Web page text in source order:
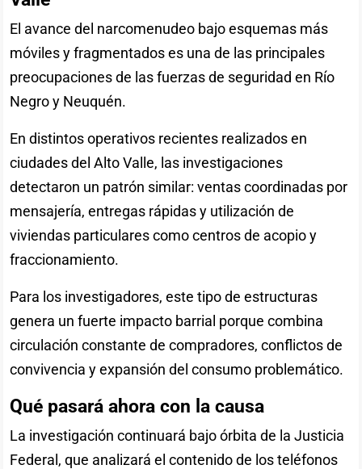
El avance del narcomenudeo bajo esquemas más
móviles y fragmentados es una de las principales
preocupaciones de las fuerzas de seguridad en Río
Negro y Neuquén.
En distintos operativos recientes realizados en
ciudades del Alto Valle, las investigaciones
detectaron un patrón similar: ventas coordinadas por
mensajería, entregas rápidas y utilización de
viviendas particulares como centros de acopio y
fraccionamiento.
Para los investigadores, este tipo de estructuras
genera un fuerte impacto barrial porque combina
circulación constante de compradores, conflictos de
convivencia y expansión del consumo problemático.
Qué pasará ahora con la causa
La investigación continuará bajo órbita de la Justicia
Federal, que analizará el contenido de los teléfonos